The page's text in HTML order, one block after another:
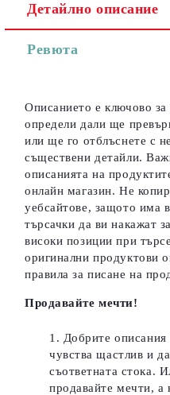
Детайлно описание
Ревюта
Описанието е ключово
определи дали ще
или ще го отблъснете с
съществени детайли.
описанията на
онлайн магазин. Не
уебсайтове, защото има
търсачки да ви накажат
високи позиции при
оригинални продуктови
правила за писане на
Продавайте мечти!
Добрите описания
чувства щастлив и
съответната стока.
продавайте мечти,